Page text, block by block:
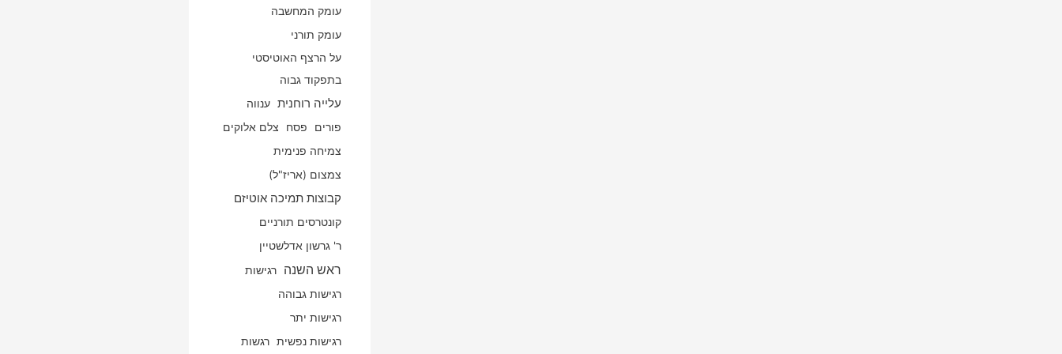
עומק המחשבה
עומק תורני
על הרצף האוטיסטי
בתפקוד גבוה
עלייה רוחנית ענווה
פורים
פסח
צלם אלוקים
צמיחה פנימית
צמצום (אריז"ל)
קבוצות תמיכה אוטיזם
קונטרסים תורניים
ר' גרשון אדלשטיין
ראש השנה רגישות
רגישות גבוהה
רגישות יתר
רגישות נפשית רגשות